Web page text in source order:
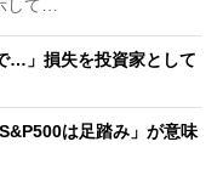
して…
…」損失を投資家として
は足踏み」が意味